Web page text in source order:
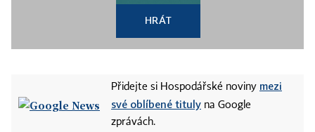
HRÁT
Přidejte si Hospodářské noviny mezi
své oblíbené tituly na Google
zprávách.